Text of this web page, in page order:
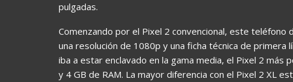
pulgadas.
Comenzando por el Pixel 2 convencional, este
una resolución de 1080p y una ficha técnica de primera
iba a estar enclavado en la gama media, el Pixel 2 más
y 4 GB de RAM. La mayor diferencia con el Pixel 2 XL